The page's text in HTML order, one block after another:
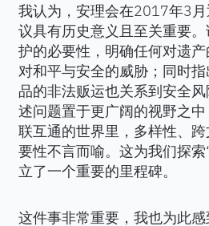
我认为，安理会在2017年3
议具有历史意义且至关重要
护的必要性，明确任何对遗
对和平与安全的威胁；同时
品的非法贩运也关系到安全
述问题置于更广阔的视野之
联互通的世界里，多样性、
要性不言而喻。这为我们探
立了一个重要的里程碑。
这件事非常重要，我也为此